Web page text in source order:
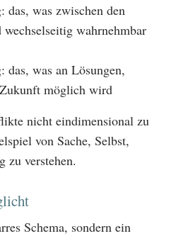
das, was zwischen den
wahrnehmbar
was an Lösungen,
möglich wird
nicht eindimensional zu
von Sache, Selbst,
zu verstehen.
Schema, sondern ein